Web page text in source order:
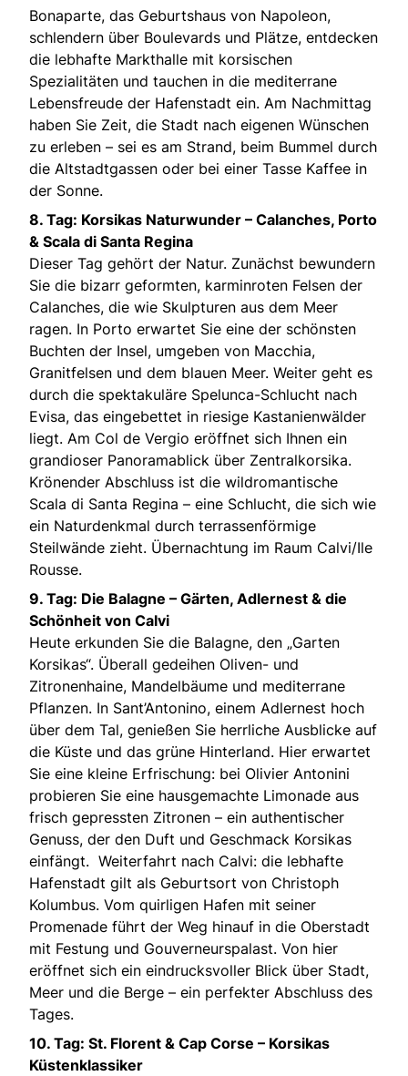
Bonaparte, das Geburtshaus von Napoleon,
schlendern über Boulevards und Plätze, entdecken
die lebhafte Markthalle mit korsischen
Spezialitäten und tauchen in die mediterrane
Lebensfreude der Hafenstadt ein. Am Nachmittag
haben Sie Zeit, die Stadt nach eigenen Wünschen
zu erleben – sei es am Strand, beim Bummel durch
die Altstadtgassen oder bei einer Tasse Kaffee in
der Sonne.
8. Tag: Korsikas Naturwunder – Calanches, Porto
& Scala di Santa Regina
Dieser Tag gehört der Natur. Zunächst bewundern
Sie die bizarr geformten, karminroten Felsen der
Calanches, die wie Skulpturen aus dem Meer
ragen. In Porto erwartet Sie eine der schönsten
Buchten der Insel, umgeben von Macchia,
Granitfelsen und dem blauen Meer. Weiter geht es
durch die spektakuläre Spelunca-Schlucht nach
Evisa, das eingebettet in riesige Kastanienwälder
liegt. Am Col de Vergio eröffnet sich Ihnen ein
grandioser Panoramablick über Zentralkorsika.
Krönender Abschluss ist die wildromantische
Scala di Santa Regina – eine Schlucht, die sich wie
ein Naturdenkmal durch terrassenförmige
Steilwände zieht. Übernachtung im Raum Calvi/Ile
Rousse.
9. Tag: Die Balagne – Gärten, Adlernest & die
Schönheit von Calvi
Heute erkunden Sie die Balagne, den „Garten
Korsikas“. Überall gedeihen Oliven- und
Zitronenhaine, Mandelbäume und mediterrane
Pflanzen. In Sant’Antonino, einem Adlernest hoch
über dem Tal, genießen Sie herrliche Ausblicke auf
die Küste und das grüne Hinterland. Hier erwartet
Sie eine kleine Erfrischung: bei Olivier Antonini
probieren Sie eine hausgemachte Limonade aus
frisch gepressten Zitronen – ein authentischer
Genuss, der den Duft und Geschmack Korsikas
einfängt. Weiterfahrt nach Calvi: die lebhafte
Hafenstadt gilt als Geburtsort von Christoph
Kolumbus. Vom quirligen Hafen mit seiner
Promenade führt der Weg hinauf in die Oberstadt
mit Festung und Gouverneurspalast. Von hier
eröffnet sich ein eindrucksvoller Blick über Stadt,
Meer und die Berge – ein perfekter Abschluss des
Tages.
10. Tag: St. Florent & Cap Corse – Korsikas
Küstenklassiker